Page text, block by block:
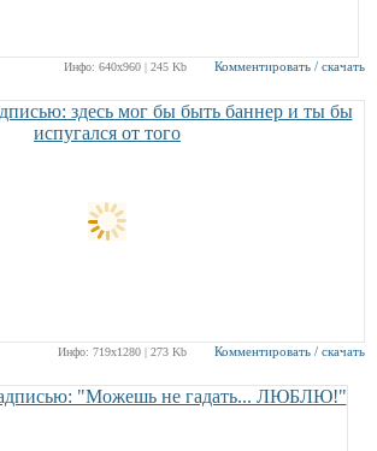
Инфо: 640х960 | 245 Kb Комментировать / скачать
Инфо: 719х1280 | 273 Kb Комментировать / скачать